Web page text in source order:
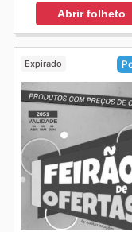
Abrir folheto
Expirado